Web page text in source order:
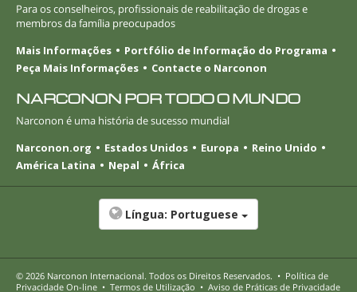
Para os conselheiros, profissionais de reabilitação de drogas e
membros da família preocupados
Mais Informações
Portfólio de Informação do Programa
Peça Mais Informações
Contacte o Narconon
NARCONON POR TODO O MUNDO
Narconon é uma história de sucesso mundial
Narconon.org
Estados Unidos Europa
Reino Unido
América Latina
Nepal África
Língua: Portuguese
© 2026 Narconon Internacional. Todos os Direitos Reservados. • Política de
Privacidade On-line • Termos de Utilização • Aviso de Práticas de Privacidade